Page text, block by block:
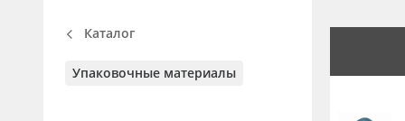
Клей, скотчи и крепёж
Мобильные конструкции и
Каталог
Упаковочные материалы